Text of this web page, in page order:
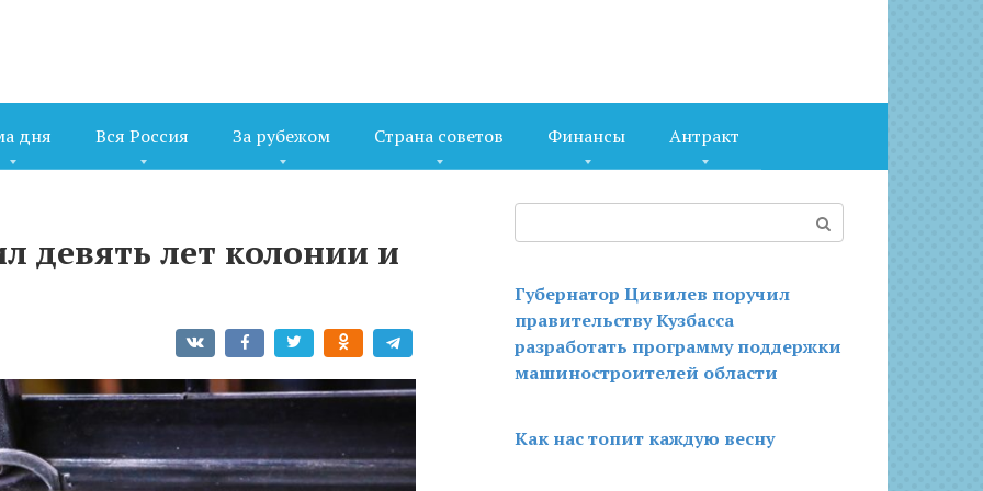
дня Вся Россия За рубежом Страна советов Финансы Антракт
девять лет колонии и
Губернатор Цивилев поручил
правительству Кузбасса
разработать программу поддержки
машиностроителей области
Как нас топит каждую весну